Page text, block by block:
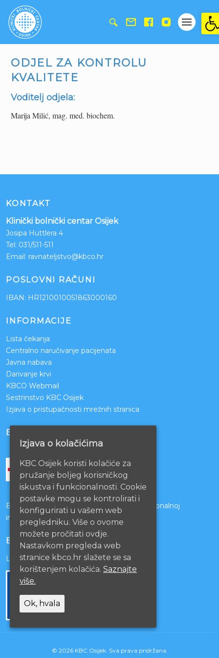
ODJEL ZA KONTROLU
KVALITETE
Voditelj odjela:
Marija Milić, mag. med. biochem.
KONTAKT
Klinički bolnički centar Osijek
Josipa Huttlera 4
Tel: 031/511-511
Email: ravnateljstvo@kbco.hr
POSLOVNI RAČUNI
IBAN: HR1210010051863000160
INFORMACIJE
Lista čekanja
Centralno naručivanje pacijenata
Javna nabava
Darivanje krvi
KBCO Webmail
Sestrinstvo KBC Osijek
Izjava o pristupačnosti mrežnih stranica
BOLNICE PARTNERI
Bolnice s kojima je potpisan ugovor o funkcionalnoj
integraciji
EU PROJEKTI
Lista projekata
© 2026 KBC Osijek. Sva prava pridržana.
Izjava o kolačićima
KBC Osijek koristi kolačiće za
pružanje boljeg korisničkog
iskustva i funkcionalnosti. Cookie
postavke mogu se kontrolirati i
konfigurirati u vašem web
pregledniku. Više o ovome
možete pročitati ovdje.
Nastavkom pregleda web
stranice kbco.hr slažete se sa
korištenjem kolačića. Saznajte
više.
Ok, hvala